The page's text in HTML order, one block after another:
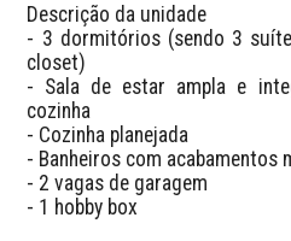
Descrição da unidade
- 3 dormitórios (sendo 3
closet)
- Sala de estar ampla e
cozinha
- Cozinha planejada
- Banheiros com acabamentos
- 2 vagas de garagem
- 1 hobby box